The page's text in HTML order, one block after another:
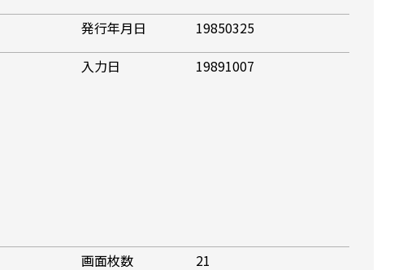
発行年月日
19850325
入力日 19891007
画面枚数
21